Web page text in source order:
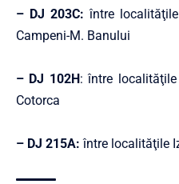
– DJ 203C: între
Campeni-M. Banului
– DJ 102H : între
Cotorca
– DJ 215A: între localităţile